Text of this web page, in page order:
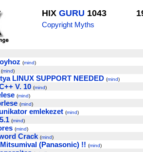
HIX GURU 1043
Copyright Myths
(mind)
(mind)
LINUX SUPPORT NEEDED (mind)
V. 10 (mind)
(mind)
(mind)
emlekezet (mind)
(mind)
(mind)
Crack (mind)
(Panasonic) !! (mind)